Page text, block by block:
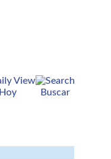
Hoy Buscar